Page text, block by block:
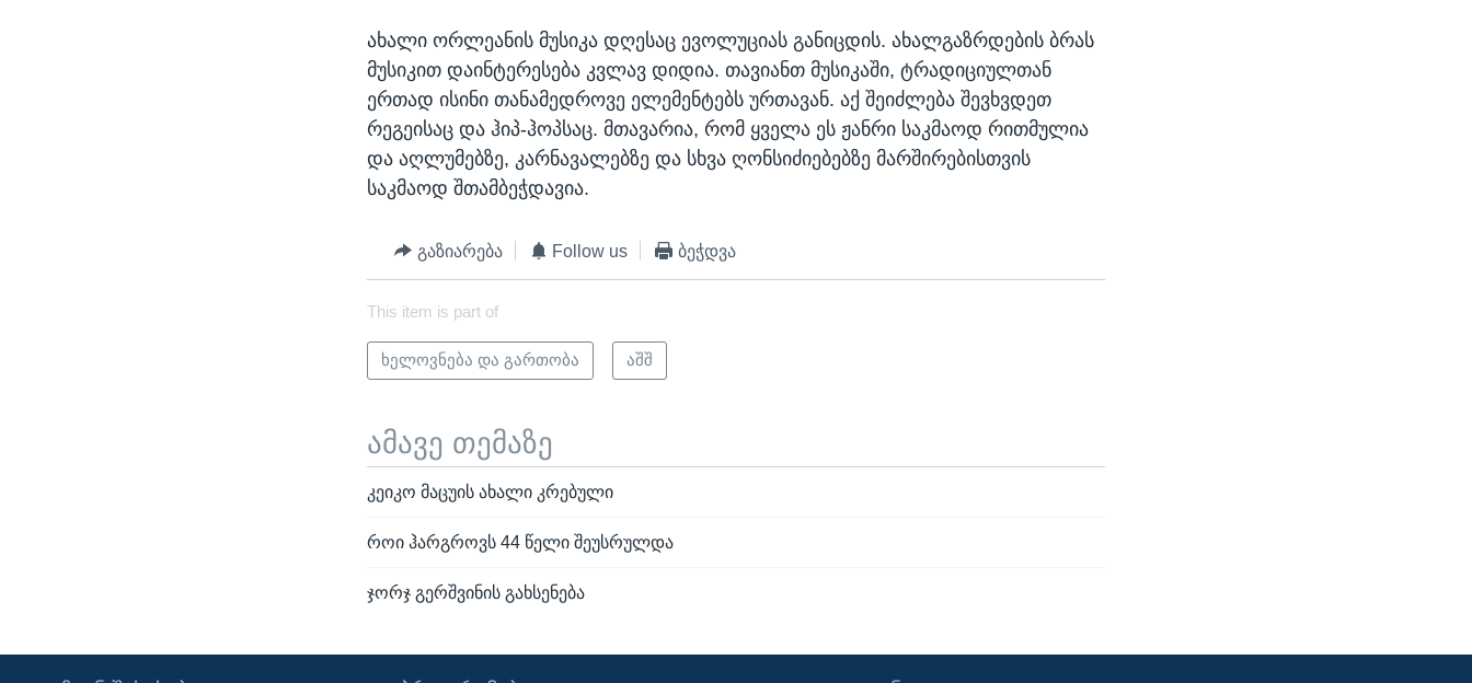
ახალი ორლეანის მუსიკა დღესაც ევოლუციას განიცდის. ახალგაზრდების ბრას
მუსიკით დაინტერესება კვლავ დიდია. თავიანთ მუსიკაში, ტრადიციულთან
ერთად ისინი თანამედროვე ელემენტებს ურთავან. აქ შეიძლება შევხვდეთ
რეგეისაც და ჰიპ-ჰოპსაც. მთავარია, რომ ყველა ეს ჟანრი საკმაოდ რითმულია
და აღლუმებზე, კარნავალებზე და სხვა ღონსიძიებებზე მარშირებისთვის
საკმაოდ შთამბეჭდავია.
გაზიარება Follow us ბეჭდვა
This item is part of
ხელოვნება და გართობა აშშ
ამავე თემაზე
კეიკო მაცუის ახალი კრებული
როი ჰარგროვს 44 წელი შეუსრულდა
ჯორჯ გერშვინის გახსენება